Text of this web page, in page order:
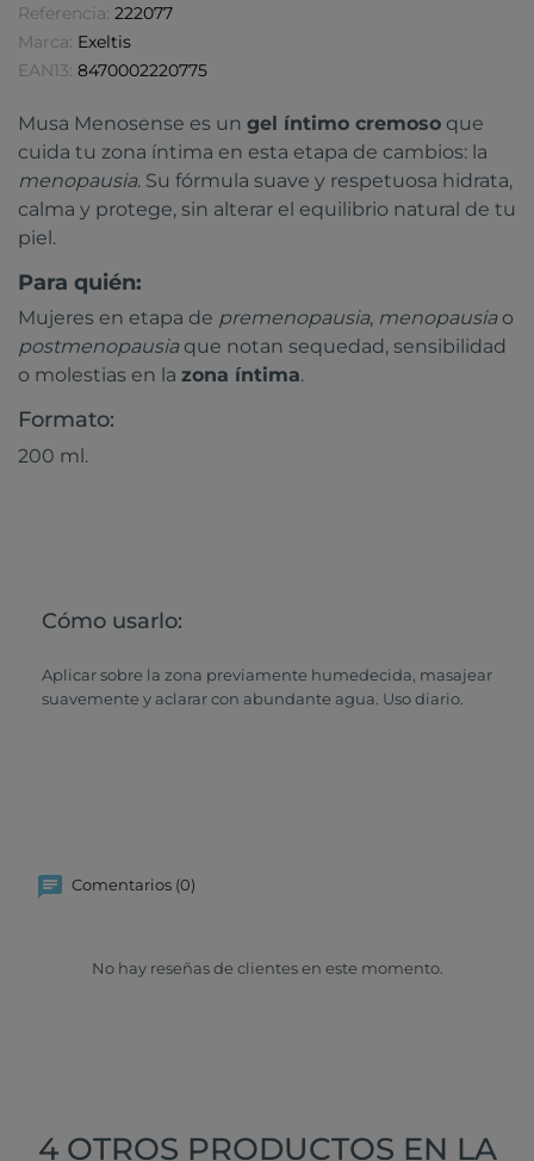
Referencia: 222077
Marca: Exeltis
EAN13: 8470002220775
Musa Menosense es un gel íntimo cremoso que
cuida tu zona íntima en esta etapa de cambios: la
menopausia. Su fórmula suave y respetuosa hidrata,
calma y protege, sin alterar el equilibrio natural de tu
piel.
Para quién:
Mujeres en etapa de premenopausia, menopausiao
postmenopausiaque notan sequedad, sensibilidad
o molestias en la zona íntima.
Formato:
200 ml.
Cómo usarlo:
Aplicar sobre la zona previamente humedecida, masajear
suavemente y aclarar con abundante agua. Uso diario.
Comentarios (0)
No hay reseñas de clientes en este momento.
4 OTROS PRODUCTOS EN LA